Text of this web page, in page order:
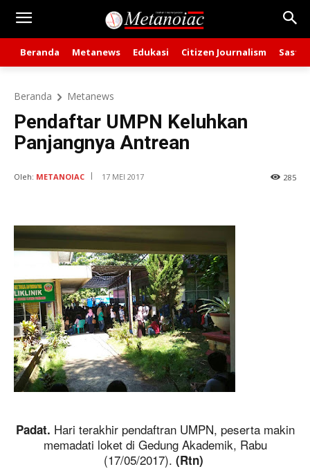
Beranda Metanews Edukasi Citizen Journalism Sastra
Beranda Metanews
Pendaftar UMPN Keluhkan
Panjangnya Antrean
285
Oleh: METANOIAC 17 MEI 2017
Padat. Hari terakhir pendaftran UMPN, peserta makin
memadati loket di Gedung Akademik, Rabu
(17/05/2017). (Rtn)